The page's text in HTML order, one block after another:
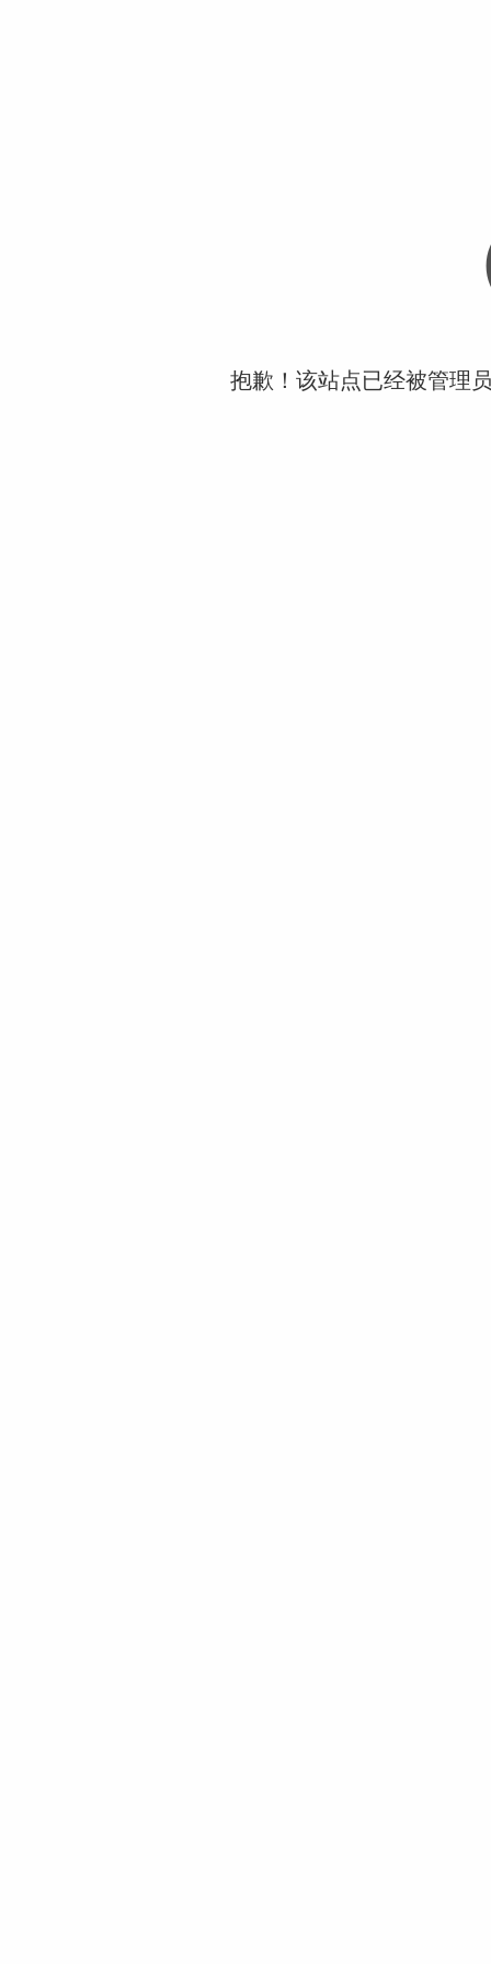
抱歉！该站点已经被管理